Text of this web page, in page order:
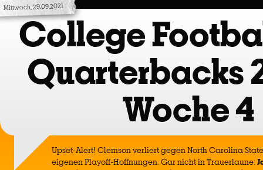
Mittwoch, 29.09.2021
College
Quarterbacks
Woche 4
Upset-Alert! Clemson verliert gegen North Carolina
eigenen Playoff-Hoffnungen. Gar nicht in Trauerlaune: